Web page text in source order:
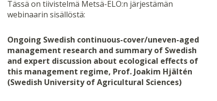
Tässä on tiivistelmä Metsä-ELO:n järjestämän
webinaarin sisällöstä:
Ongoing Swedish continuous-cover/uneven-aged
management research and summary of Swedish
and expert discussion about ecological effects of
this management regime, Prof. Joakim Hjältén
(Swedish University of Agricultural Sciences)